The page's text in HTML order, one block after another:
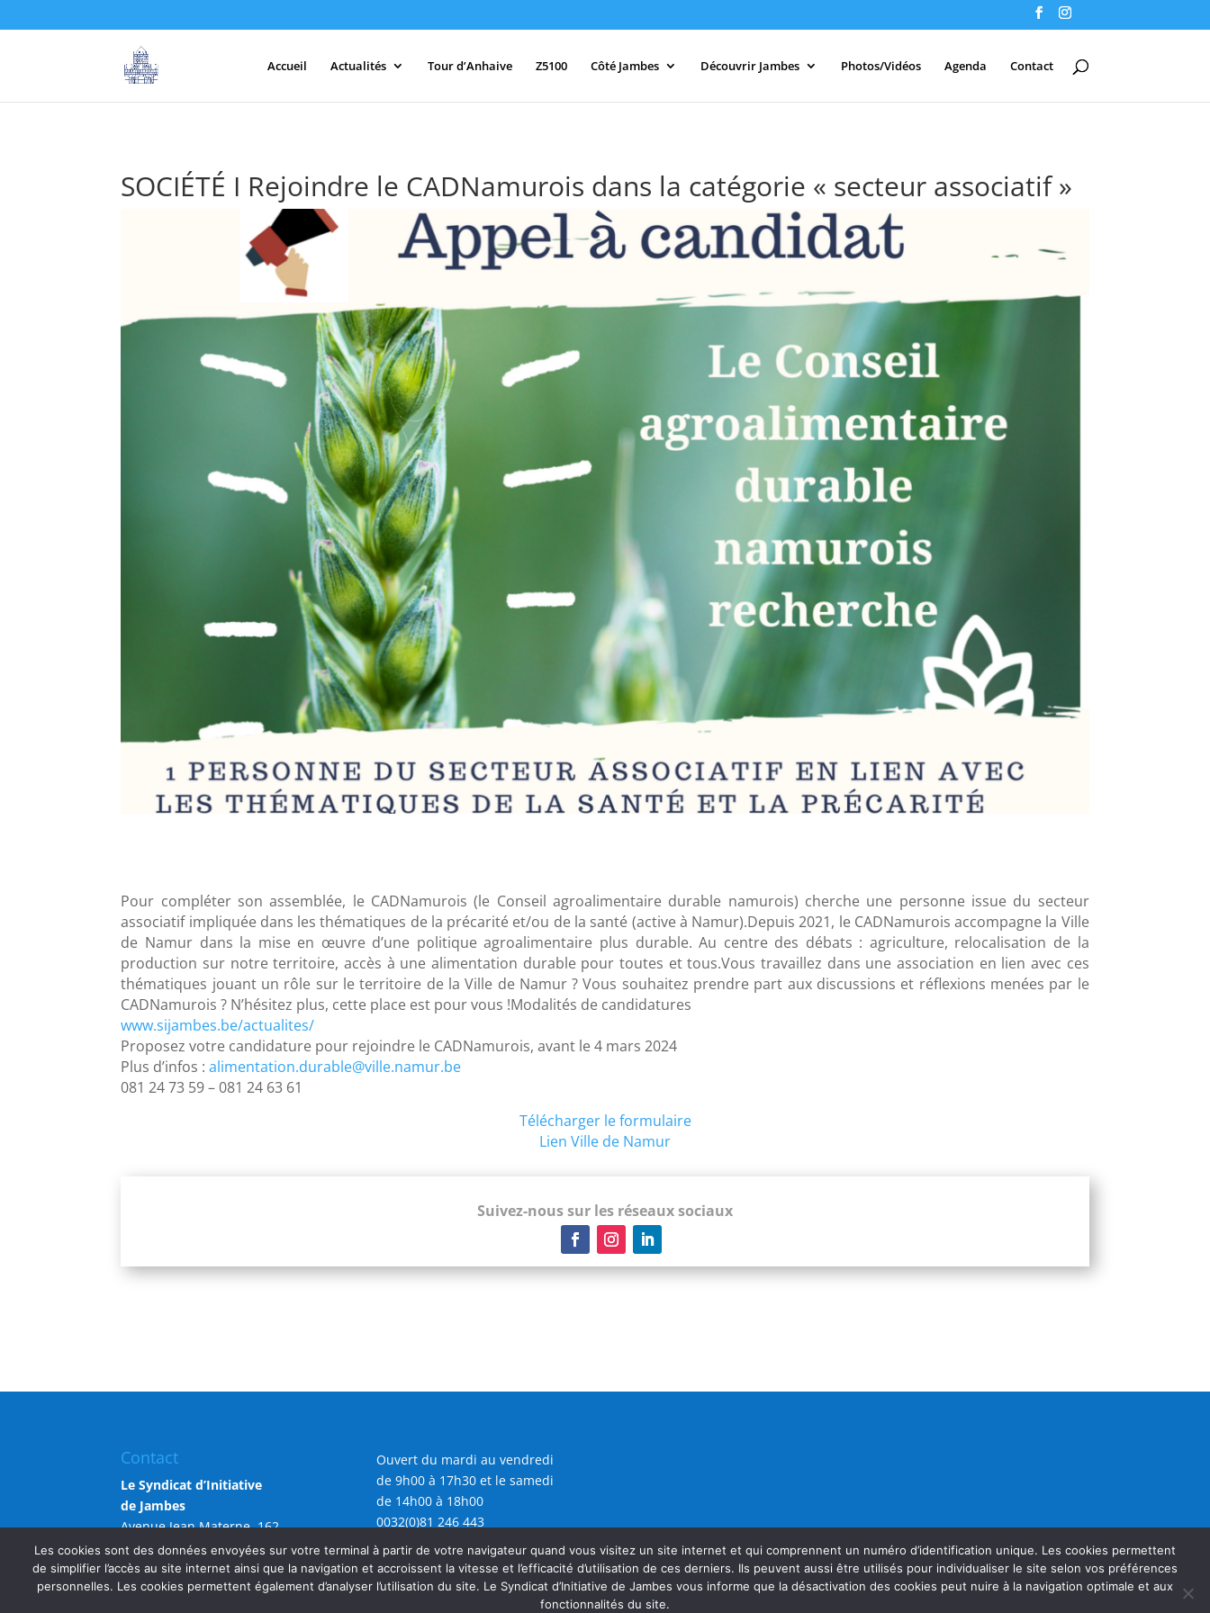
Accueil Actualités Tour d’Anhaive Z5100 Côté Jambes Découvrir Jambes Photos/Vidéos Agenda Contact
SOCIÉTÉ I Rejoindre le CADNamurois dans la catégorie « secteur associatif »
Pour compléter son assemblée, le CADNamurois (le Conseil agroalimentaire durable namurois) cherche une personne issue du secteur
associatif impliquée dans les thématiques de la précarité et/ou de la santé (active à Namur).Depuis 2021, le CADNamurois accompagne la Ville
de Namur dans la mise en œuvre d’une politique agroalimentaire plus durable. Au centre des débats : agriculture, relocalisation de la
production sur notre territoire, accès à une alimentation durable pour toutes et tous.Vous travaillez dans une association en lien avec ces
thématiques jouant un rôle sur le territoire de la Ville de Namur ? Vous souhaitez prendre part aux discussions et réflexions menées par le
CADNamurois ? N’hésitez plus, cette place est pour vous !Modalités de candidatures
www.sijambes.be/actualites/
Proposez votre candidature pour rejoindre le CADNamurois, avant le 4 mars 2024
Plus d’infos :alimentation.durable@ville.namur.be
081 24 73 59 – 081 24 63 61
Télécharger le formulaire
Lien Ville de Namur
Suivez-nous sur les réseaux sociaux
Contact
Le Syndicat d’Initiative
de Jambes
Avenue Jean Materne, 162
5100 Namur (Jambes)
Ouvert du mardi au vendredi
de 9h00 à 17h30 et le samedi
de 14h00 à 18h00
0032(0)81 246 443
info@sijambes.be
Les cookies sont des données envoyées sur votre terminal à partir de votre navigateur quand vous visitez un site internet et qui comprennent un numéro d’identification unique. Les cookies permettent
de simplifier l’accès au site internet ainsi que la navigation et accroissent la vitesse et l’efficacité d’utilisation de ces derniers. Ils peuvent aussi être utilisés pour individualiser le site selon vos préférences
personnelles. Les cookies permettent également d’analyser l’utilisation du site. Le Syndicat d’Initiative de Jambes vous informe que la désactivation des cookies peut nuire à la navigation optimale et aux
fonctionnalités du site.